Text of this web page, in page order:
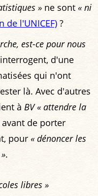
» ne sont « ni
de l'UNICEF) ?
est-ce pour nous
d'une
qui n'ont
là. Avec d'autres
à BV « attendre la
avant de porter
pour « dénoncer les
.
libres »